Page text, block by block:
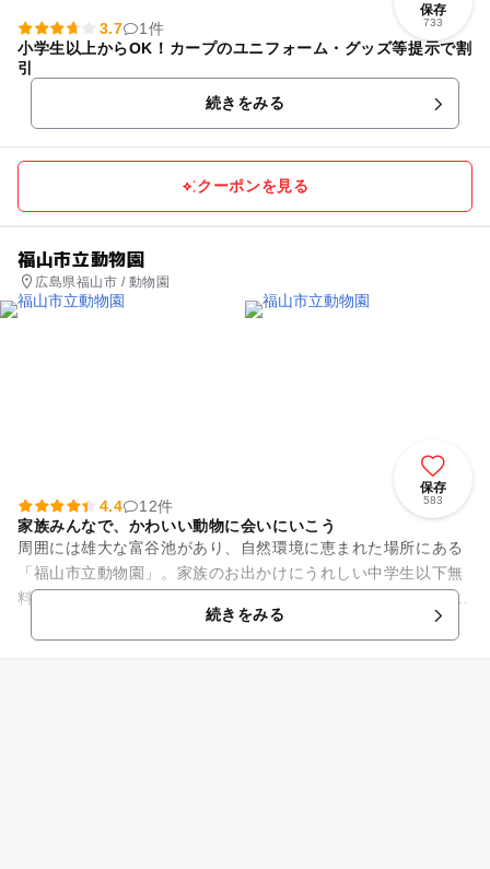
保存
733
3.7
1件
小学生以上からOK！カープのユニフォーム・グッズ等提示で割
引
続きをみる
クーポンを見る
福山市立動物園
広島県福山市 / 動物園
保存
583
4.4
12件
家族みんなで、かわいい動物に会いにいこう
周囲には雄大な富谷池があり、自然環境に恵まれた場所にある
「福山市立動物園」。家族のお出かけにうれしい中学生以下無
料のスポットです。 園内にはゾウやペンギン、キリンにシマウ
続きをみる